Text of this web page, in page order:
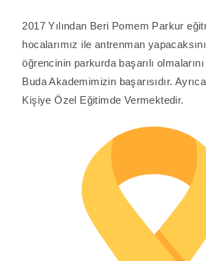
2017 Yılından Beri Pomem Parkur
hocalarımız ile antrenman
öğrencinin parkurda başarılı
Buda Akademimizin başarısıdır.
Kişiye Özel Eğitimde Vermektedir.